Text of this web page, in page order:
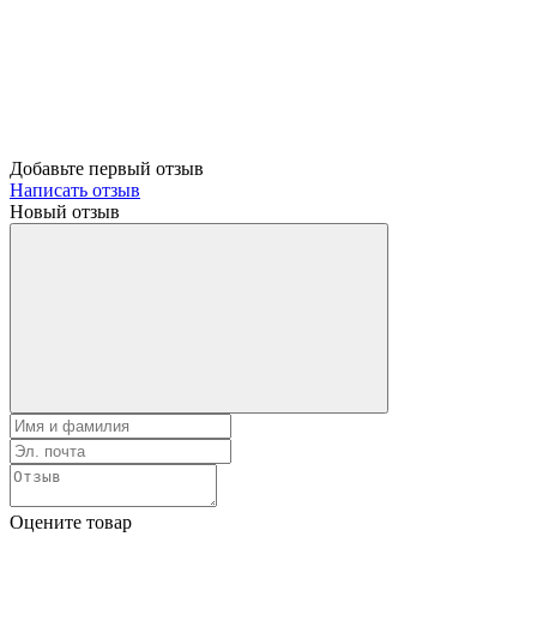
Добавьте первый отзыв
Написать отзыв
Новый отзыв
Оцените товар